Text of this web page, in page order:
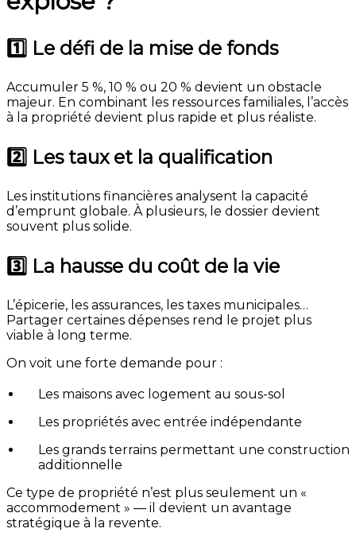
1️⃣ Le défi de la mise de fonds
Accumuler 5 %, 10 % ou 20 % devient un obstacle
majeur. En combinant les ressources familiales, l’accès
à la propriété devient plus rapide et plus réaliste.
2️⃣ Les taux et la qualification
Les institutions financières analysent la capacité
d’emprunt globale. À plusieurs, le dossier devient
souvent plus solide.
3️⃣ La hausse du coût de la vie
L’épicerie, les assurances, les taxes municipales…
Partager certaines dépenses rend le projet plus
viable à long terme.
On voit une forte demande pour :
Les maisons avec logement au sous-sol
Les propriétés avec entrée indépendante
Les grands terrains permettant une construction
additionnelle
Ce type de propriété n’est plus seulement un «
accommodement » — il devient un avantage
stratégique à la revente.